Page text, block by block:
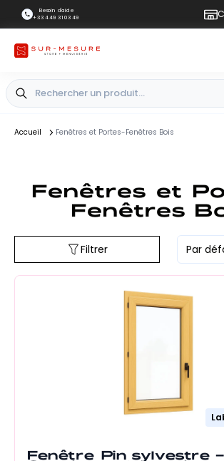
Besoin d'aide
+33 4 49 31 03 49
Accueil Fenêtres et Portes-Fenêtres Bois
Fenêtres et
Fenêtres
Filtrer Par
Fenêtre Pin sylvestre –